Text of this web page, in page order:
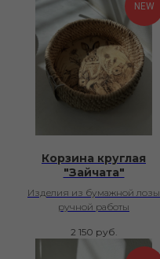
NEW
Корзина круглая
"Зайчата"
Изделия из бумажной лозы
ручной работы
2 150 руб.